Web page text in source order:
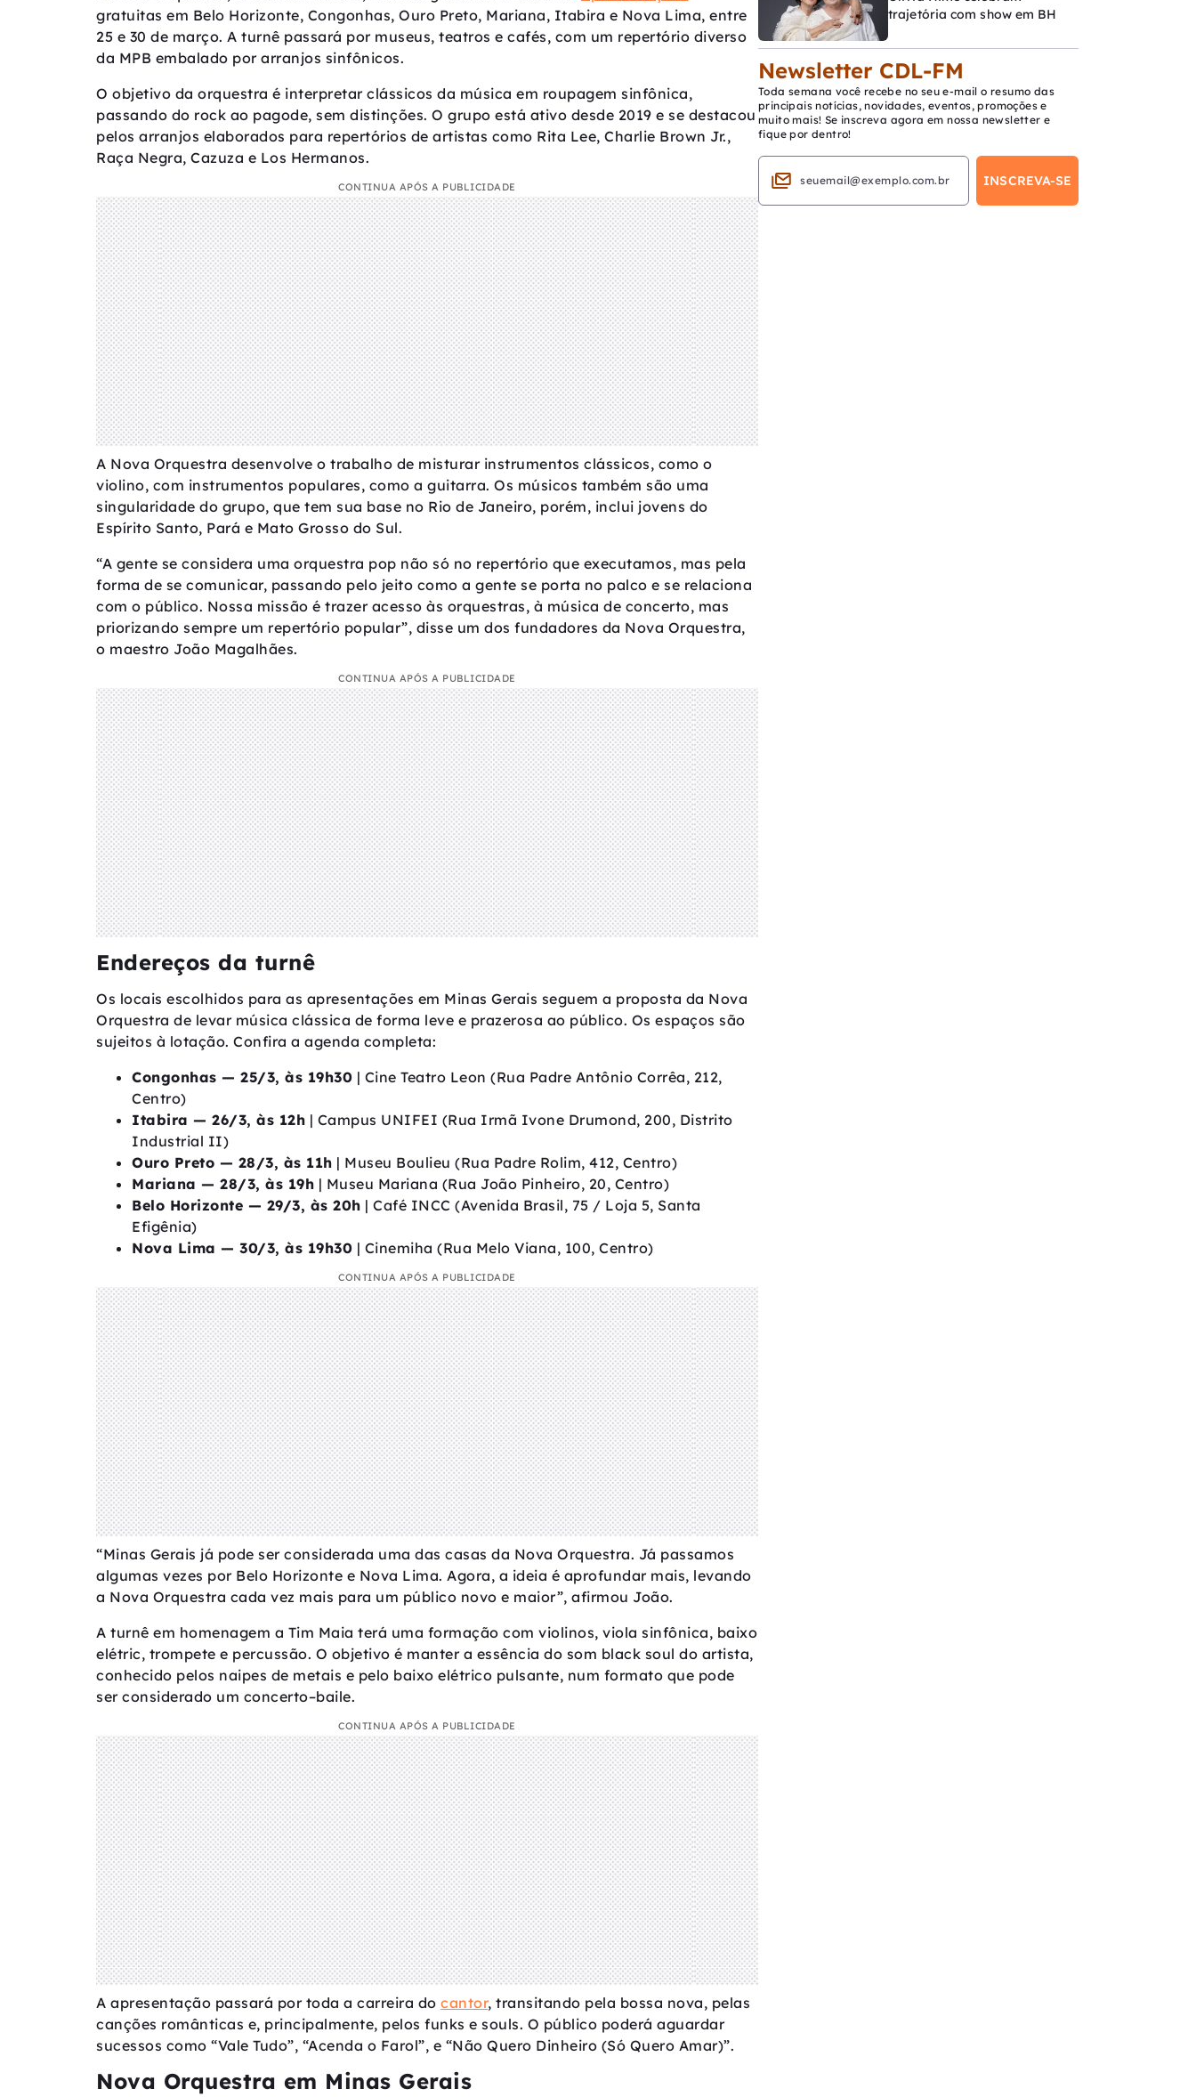
gratuitas em Belo Horizonte, Congonhas, Ouro Preto, Mariana, Itabira e Nova Lima, entre
25 e 30 de março. A turnê passará por museus, teatros e cafés, com um repertório diverso
da MPB embalado por arranjos sinfônicos.
O objetivo da orquestra é interpretar clássicos da música em roupagem sinfônica,
passando do rock ao pagode, sem distinções. O grupo está ativo desde 2019 e se destacou
pelos arranjos elaborados para repertórios de artistas como Rita Lee, Charlie Brown Jr.,
Raça Negra, Cazuza e Los Hermanos.
CONTINUA APÓS A PUBLICIDADE
A Nova Orquestra desenvolve o trabalho de misturar instrumentos clássicos, como o
violino, com instrumentos populares, como a guitarra. Os músicos também são uma
singularidade do grupo, que tem sua base no Rio de Janeiro, porém, inclui jovens do
Espírito Santo, Pará e Mato Grosso do Sul.
“A gente se considera uma orquestra pop não só no repertório que executamos, mas pela
forma de se comunicar, passando pelo jeito como a gente se porta no palco e se relaciona
com o público. Nossa missão é trazer acesso às orquestras, à música de concerto, mas
priorizando sempre um repertório popular”, disse um dos fundadores da Nova Orquestra,
o maestro João Magalhães.
CONTINUA APÓS A PUBLICIDADE
Endereços da turnê
Os locais escolhidos para as apresentações em Minas Gerais seguem a proposta da Nova
Orquestra de levar música clássica de forma leve e prazerosa ao público. Os espaços são
sujeitos à lotação. Confira a agenda completa:
Congonhas — 25/3, às 19h30 | Cine Teatro Leon (Rua Padre Antônio Corrêa, 212,
Centro)
Itabira — 26/3, às 12h | Campus UNIFEI (Rua Irmã Ivone Drumond, 200, Distrito
Industrial II)
Ouro Preto — 28/3, às 11h | Museu Boulieu (Rua Padre Rolim, 412, Centro)
Mariana — 28/3, às 19h | Museu Mariana (Rua João Pinheiro, 20, Centro)
Belo Horizonte — 29/3, às 20h | Café INCC (Avenida Brasil, 75 / Loja 5, Santa
Efigênia)
Nova Lima — 30/3, às 19h30 | Cinemiha (Rua Melo Viana, 100, Centro)
CONTINUA APÓS A PUBLICIDADE
“Minas Gerais já pode ser considerada uma das casas da Nova Orquestra. Já passamos
algumas vezes por Belo Horizonte e Nova Lima. Agora, a ideia é aprofundar mais, levando
a Nova Orquestra cada vez mais para um público novo e maior”, afirmou João.
A turnê em homenagem a Tim Maia terá uma formação com violinos, viola sinfônica, baixo
elétric, trompete e percussão. O objetivo é manter a essência do som black soul do artista,
conhecido pelos naipes de metais e pelo baixo elétrico pulsante, num formato que pode
ser considerado um concerto–baile.
CONTINUA APÓS A PUBLICIDADE
A apresentação passará por toda a carreira do cantor, transitando pela bossa nova, pelas
canções românticas e, principalmente, pelos funks e souls. O público poderá aguardar
sucessos como “Vale Tudo”, “Acenda o Farol”, e “Não Quero Dinheiro (Só Quero Amar)”.
Nova Orquestra em Minas Gerais
trajetória com show em BH
Newsletter CDL-FM
Toda semana você recebe no seu e-mail o resumo das
principais notícias, novidades, eventos, promoções e
muito mais! Se inscreva agora em nossa newsletter e
fique por dentro!